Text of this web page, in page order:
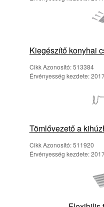
Kiegészítő konyhai
Cikk Azonosító: 513384
Érvényesség kezdete:
Tömlővezető a
Cikk Azonosító: 511920
Érvényesség kezdete: